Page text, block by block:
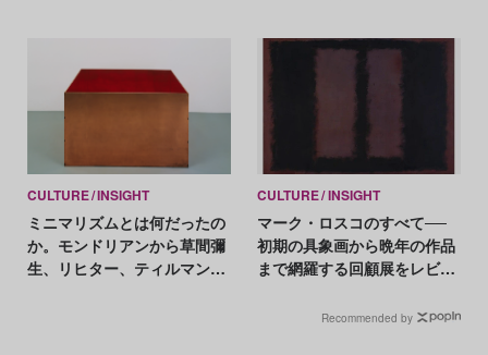
CULTURE INSIGHT
ミニマリズムとは何だったの
か。モンドリアンから草間彌
生、リヒター、ティルマンス
CULTURE INSIGHT
マーク・ロスコのすべて──
初期の具象画から晩年の作品
まで網羅する回顧展をレビュ
Recommended by